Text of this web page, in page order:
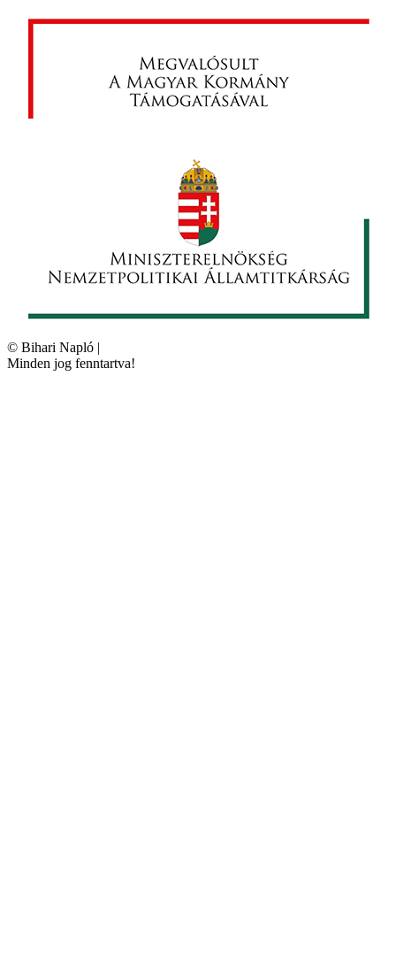
© Bihari Napló |
Minden jog fenntartva!